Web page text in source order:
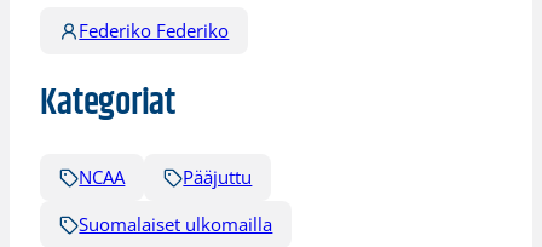
Federiko Federiko
Kategoriat
NCAA
Pääjuttu
Suomalaiset ulkomailla